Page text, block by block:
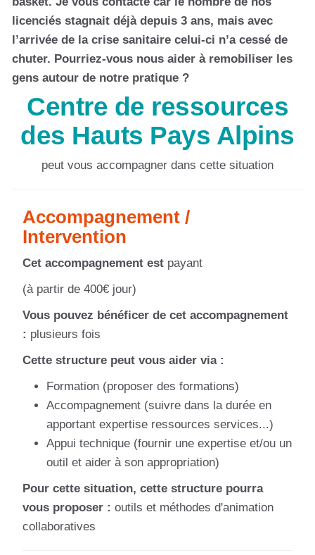
licenciés stagnait déjà depuis 3 ans, mais avec
l’arrivée de la crise sanitaire celui-ci n’a cessé de
chuter. Pourriez-vous nous aider à remobiliser les
gens autour de notre pratique ?
Centre de ressources
des Hauts Pays Alpins
peut vous accompagner dans cette situation
Accompagnement /
Intervention
Cet accompagnement est payant
(à partir de 400€ jour)
Vous pouvez bénéficer de cet accompagnement
: plusieurs fois
Cette structure peut vous aider via :
Formation (proposer des formations)
Accompagnement (suivre dans la durée en
apportant expertise ressources services...)
Appui technique (fournir une expertise et/ou un
outil et aider à son appropriation)
Pour cette situation, cette structure pourra
vous proposer : outils et méthodes d'animation
collaboratives